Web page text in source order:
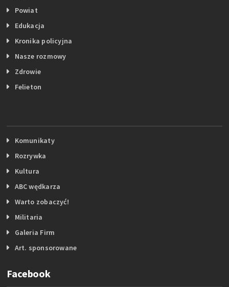
Powiat
Edukacja
Kronika policyjna
Nasze rozmowy
Zdrowie
Felieton
Komunikaty
Rozrywka
Kultura
ABC wędkarza
Warto zobaczyć!
Militaria
Galeria Firm
Art. sponsorowane
Facebook